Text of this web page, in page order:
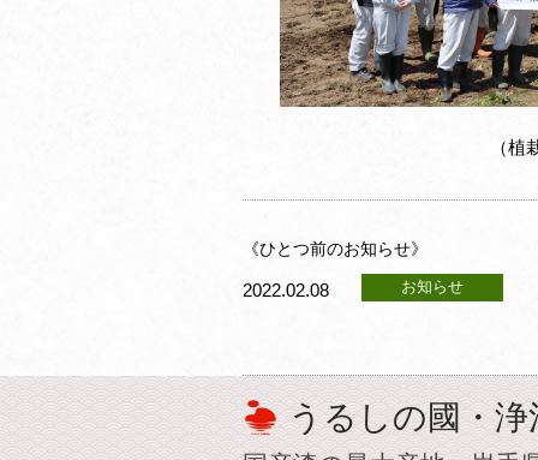
（
《ひとつ前のお知らせ》
2022.02.08 お知らせ
うるしの國・